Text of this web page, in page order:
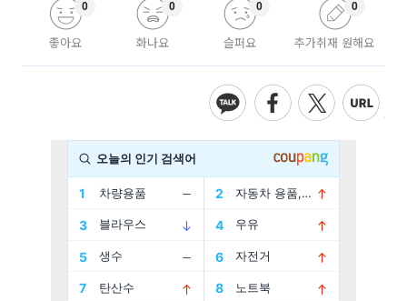
좋아요
0
화나요
0
슬퍼요
0
추가취재 원해요
0